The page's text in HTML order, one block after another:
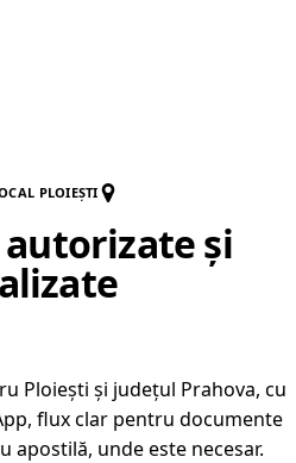
PLOIEȘTI
și
Ploiești și județul Prahova, cu
flux clar pentru documente
apostilă, unde este necesar.